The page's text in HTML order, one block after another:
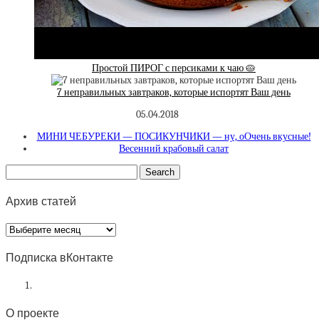
Простой ПИРОГ с персиками к чаю 🥧
7 неправильных завтраков, которые испортят Ваш день
05.04.2018
МИНИ ЧЕБУРЕКИ — ПОСИКУНЧИКИ — ну, оОчень вкусные!
Весенний крабовый салат
Архив статей
Архив
статей
Подписка вКонтакте
О проекте